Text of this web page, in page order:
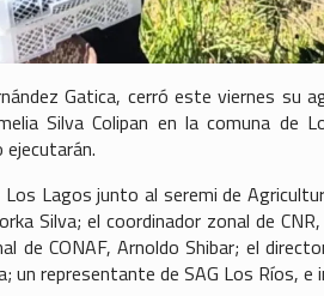
Gatica, cerró este viernes su
Silva Colipan en la comuna de
Lagos junto al seremi de
Silva; el coordinador zonal de
de CONAF, Arnoldo Shibar; el
un representante de SAG Los Ríos,